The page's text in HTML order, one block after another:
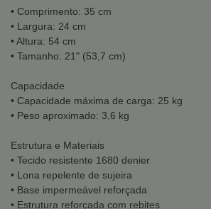
• Comprimento: 35 cm
• Largura: 24 cm
• Altura: 54 cm
• Tamanho: 21" (53,7 cm)
Capacidade
• Capacidade máxima de carga: 25 kg
• Peso aproximado: 3,6 kg
Estrutura e Materiais
• Tecido resistente 1680 denier
• Lona repelente de sujeira
• Base impermeável reforçada
• Estrutura reforçada com rebites